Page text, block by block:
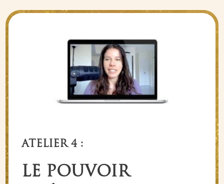
ATELIER 4 :
LE POUVOIR